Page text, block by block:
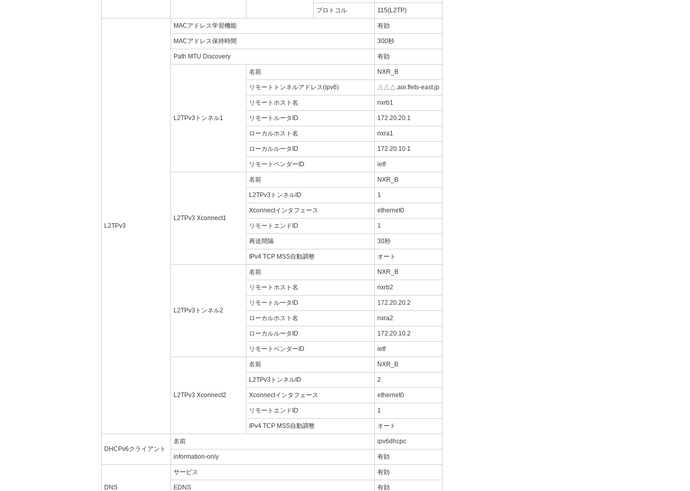
プロトコル 115(L2TP)
L2TPv3
MACアドレス学習機能 有効
MACアドレス保持時間 300秒
Path MTU Discovery 有効
L2TPv3トンネル1
名前 NXR_B
リモートトンネルアドレス(ipv6) △△△.aoi.flets-east.jp
リモートホスト名 nxrb1
リモートルータID 172.20.20.1
ローカルホスト名 nxra1
ローカルルータID 172.20.10.1
リモートベンダーID ietf
L2TPv3 Xconnect1
名前 NXR_B
L2TPv3トンネルID 1
Xconnectインタフェース ethernet0
リモートエンドID 1
再送間隔 30秒
IPv4 TCP MSS自動調整 オート
L2TPv3トンネル2
名前 NXR_B
リモートホスト名 nxrb2
リモートルータID 172.20.20.2
ローカルホスト名 nxra2
ローカルルータID 172.20.10.2
リモートベンダーID ietf
L2TPv3 Xconnect2
名前 NXR_B
L2TPv3トンネルID 2
Xconnectインタフェース ethernet0
リモートエンドID 1
IPv4 TCP MSS自動調整 オート
DHCPv6クライアント
名前 ipv6dhcpc
information-only 有効
DNS
サービス 有効
EDNS 有効